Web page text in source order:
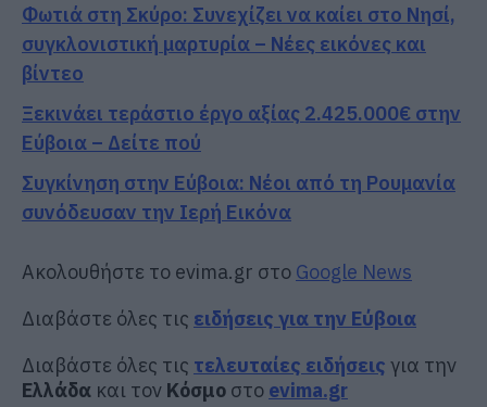
Φωτιά στη Σκύρο: Συνεχίζει να καίει στο Νησί,
συγκλονιστική μαρτυρία – Νέες εικόνες και
βίντεο
Ξεκινάει τεράστιο έργο αξίας 2.425.000€ στην
Εύβοια – Δείτε πού
Συγκίνηση στην Εύβοια: Νέοι από τη Ρουμανία
συνόδευσαν την Ιερή Εικόνα
Ακολουθήστε το evima.gr στο Google News
Διαβάστε όλες τις ειδήσεις για την Εύβοια
Διαβάστε όλες τις τελευταίες ειδήσεις για την
Ελλάδα και τον Κόσμο στο evima.gr